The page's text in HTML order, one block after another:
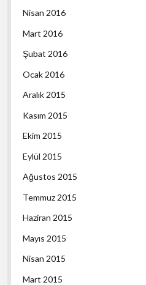
Nisan 2016
Mart 2016
Şubat 2016
Ocak 2016
Aralık 2015
Kasım 2015
Ekim 2015
Eylül 2015
Ağustos 2015
Temmuz 2015
Haziran 2015
Mayıs 2015
Nisan 2015
Mart 2015